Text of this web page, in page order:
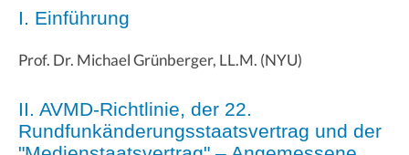
I. Einführung
Prof. Dr. Michael Grünberger, LL.M. (NYU)
II. AVMD-Richtlinie, der 22.
Rundfunkänderungsstaatsvertrag und der